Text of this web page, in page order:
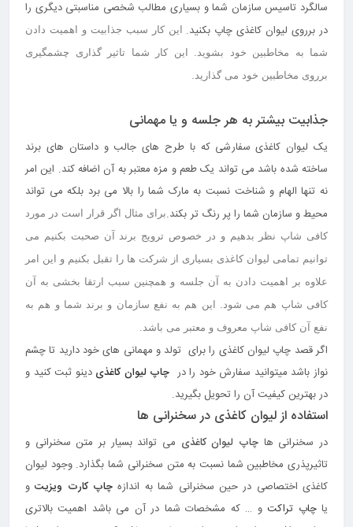
سالگرد تاسیس سازمان شما و بسیاری مطالب شخصی مناسبتی دیگری را
در برروی لیوان کاغذی چاپ بکنید.
این کار سبب جذابیت و اهمیت دادن
شما به مخاطبین خود بشوید. این کار شما تاثیر گذاری چشمگیری
برروی مخاطبین خود می گذارید.
جذابیت بیشتر به هر جلسه و یا مهمانی
یک لیوان کاغذی سفارشی که با طرح های جالب و داستان های برند
ساخته شده باشد می تواند یک طعم و مزه معتبر به آن اضافه کند. این امر
نه تنها الهام و شناخت نسبت به مارک شما را بالا می برد بلکه می تواند
محیط و سازمان شما را پر رنگ تر بکند.برای مثال اگر قرار است در مورد
کافی شاپ نظر بدهیم و در خصوص ترویج برند آن صحبت بکنیم می
توانیم تمامی لیوان کاغذی بسیاری از شرکت ها را تقبل بکنیم و این امر
علاوه بر اهمیت دادن به آن جلسه و همچنین سبب ارتقا بخشی به آن
کافی شاپ هم می شود. این هم به نفع سازمان و برند شما و هم به
نفع آن کافی شاپ معروف و معتبر می باشد.
اگر قصد چاپ لیوان کاغذی را برای تولد و مهمانی های خود دارید تا چشم
نواز باشد میتوانید سفارش خود را در چاپ لیوان کاغذی دینو ثبت کنید و
در بهترین کیفیت آن را تحویل بگیرید.
استفاده از لیوان کاغذی در سخنرانی ها
در سخنرانی ها چاپ لیوان کاغذی می تواند بسیار بر متن سخنرانی و
تاثیرپذری مخاطبین شما نسبت به متن سخنرانی شما بگذارد. وجود لیوان
کاغذی اختصاصی در حین سخنرانی شما به اندازه چاپ کارت ویزیتو
یاچاپ تراکتو … که مشخصات شما در آن می باشد اهمیت بالاتری